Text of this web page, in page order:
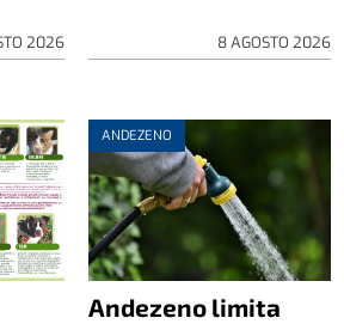
2026 8 AGOSTO 2026
ANDEZENO
Andezeno limita